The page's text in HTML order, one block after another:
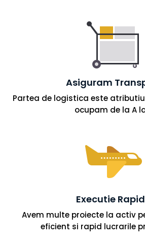
Asiguram
Partea de logistica este
ocupam de la A
Executie
Avem multe proiecte la activ
eficient si rapid lucrarile